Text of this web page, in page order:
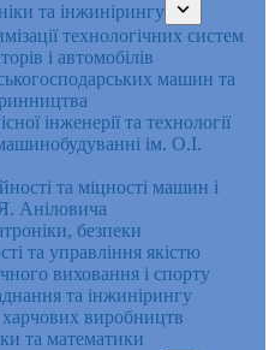
та інжинірингу
технологічних систем
і автомобілів
машин та
інженерії та технології
ім. О.І.
та міцності машин і
Аніловича
безпеки
та управління якістю
виховання і спорту
та інжинірингу
харчових виробництв
та математики